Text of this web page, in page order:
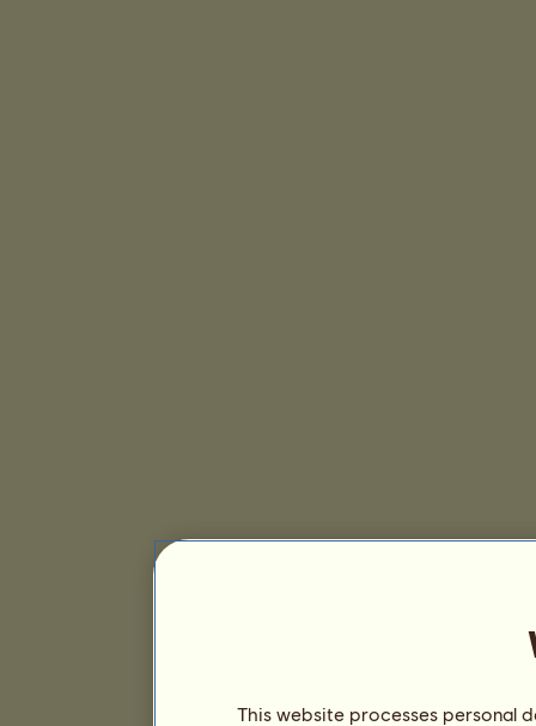
This website processes personal